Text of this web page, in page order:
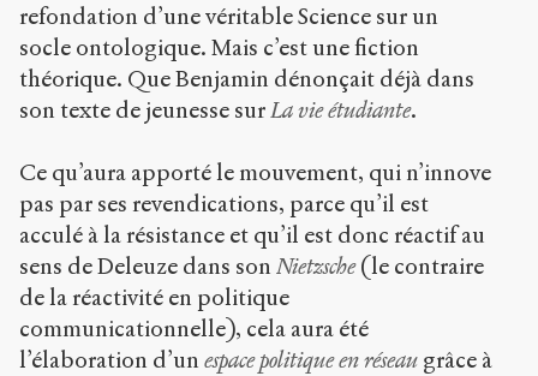
refondation d’une véritable Science sur un
socle ontologique. Mais c’est une fiction
théorique. Que Benjamin dénonçait déjà dans
son texte de jeunesse surLa vie étudiante.
Ce qu’aura apporté le mouvement, qui n’innove
pas par ses revendications, parce qu’il est
acculé à la résistance et qu’il est donc réactif au
sens de Deleuze dans son Nietzsche(le contraire
de la réactivité en politique
communicationnelle), cela aura été
l’élaboration d’un espace politique en réseau grâce à